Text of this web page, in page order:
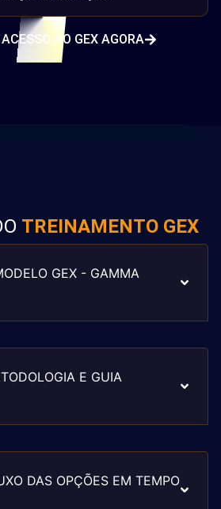
AO GEX AGORA
TREINAMENTO GEX
GEX - GAMMA
E GUIA
DAS OPÇÕES EM TEMPO